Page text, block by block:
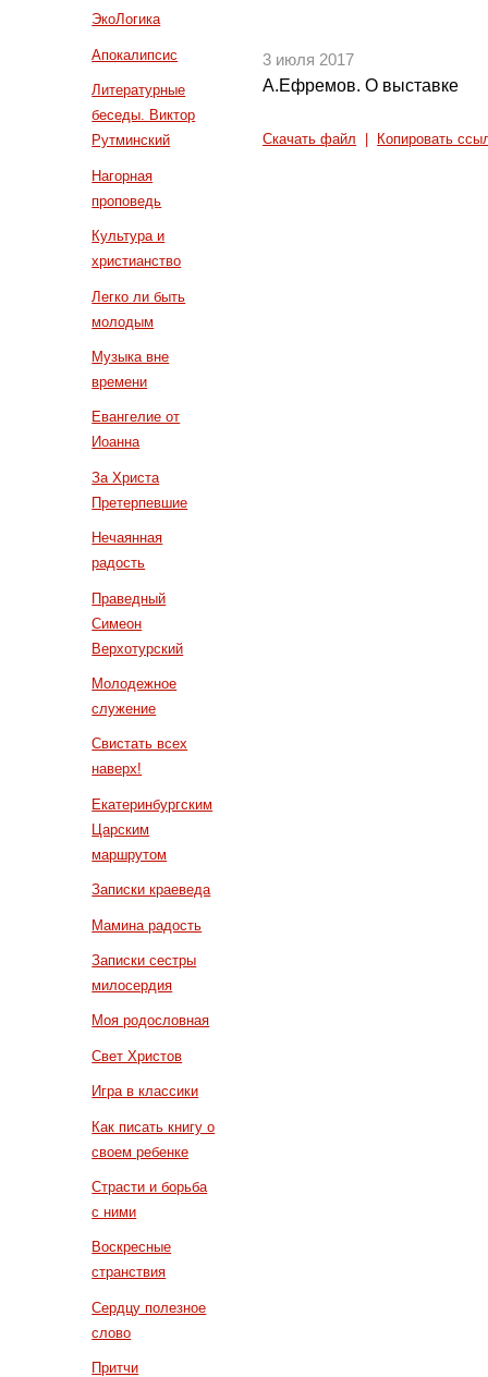
ЭкоЛогика
Апокалипсис
Литературные
беседы. Виктор
Рутминский
Нагорная
проповедь
Культура и
христианство
Легко ли быть
молодым
Музыка вне
времени
Евангелие от
Иоанна
За Христа
Претерпевшие
Нечаянная
радость
Праведный
Симеон
Верхотурский
Молодежное
служение
Свистать всех
наверх!
Екатеринбургским
Царским
маршрутом
Записки краеведа
Мамина радость
Записки сестры
милосердия
Моя родословная
Свет Христов
Игра в классики
Как писать книгу о
своем ребенке
Страсти и борьба
с ними
Воскресные
странствия
Сердцу полезное
слово
Притчи
3 июля 2017
А.Ефремов. О выставке
Скачать файл Копировать